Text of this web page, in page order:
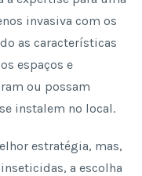
invasiva com os
as características
espaços e
ou possam
instalem no local.
estratégia, mas,
a escolha